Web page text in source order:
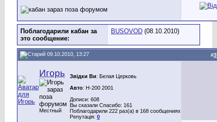
Поблагодарили кабан за
это сообщение:
BUSOVOD (08.10.2010)
09.10.2010, 13:27 #
Игорь
Местный
Звідки Ви: Белая Церковь
Авто: H-200 2001
Дописи: 608
Вы сказали Спасибо: 161
Поблагодарили 222 раз(а) в 168 сообщениях
Репутація: 0